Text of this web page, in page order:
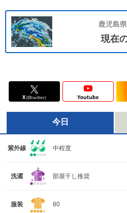
鹿児島
現在
今日
紫外線 中程度
洗濯 部屋干し推奨
服装 80